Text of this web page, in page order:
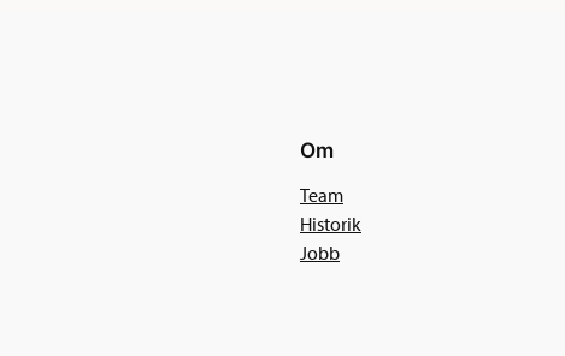
Om
Team
Historik
Jobb